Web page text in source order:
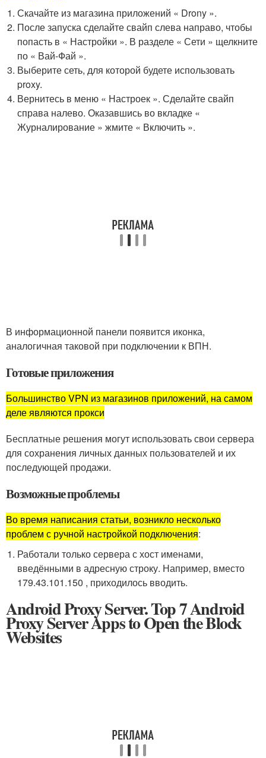
Скачайте из магазина приложений « Drony ».
После запуска сделайте свайп слева направо, чтобы
попасть в « Настройки ». В разделе « Сети » щелкните
по « Вай-Фай ».
Выберите сеть, для которой будете использовать
proxy.
Вернитесь в меню « Настроек ». Сделайте свайп
справа налево. Оказавшись во вкладке «
Журналирование » жмите « Включить ».
В информационной панели появится иконка,
аналогичная таковой при подключении к ВПН.
Готовые приложения
Большинство VPN из магазинов приложений, на самом
деле являются прокси
Бесплатные решения могут использовать свои сервера
для сохранения личных данных пользователей и их
последующей продажи.
Возможные проблемы
Во время написания статьи, возникло несколько
проблем с ручной настройкой подключения:
Работали только сервера с хост именами,
введёнными в адресную строку. Например, вместо
179.43.101.150 , приходилось вводить.
Android Proxy Server. Top 7 Android
Proxy Server Apps to Open the Block
Websites